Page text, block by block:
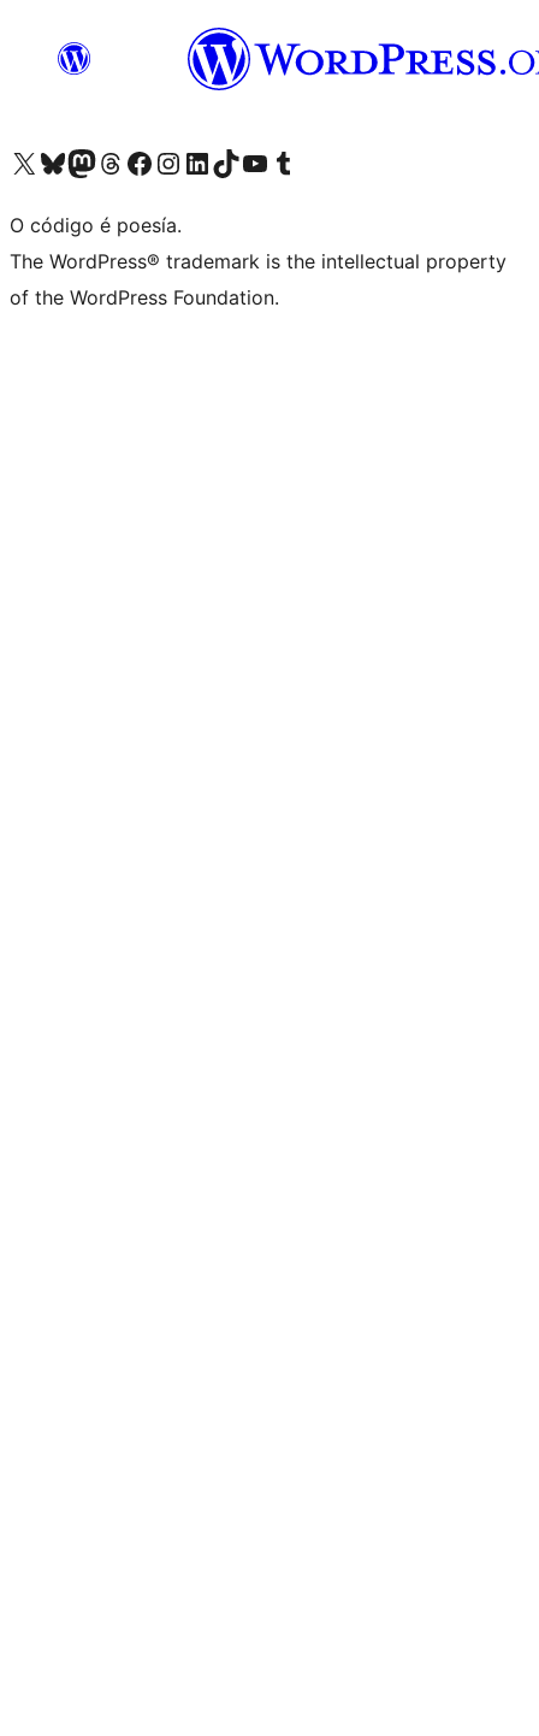
Visita la cuenta de X (anteriormente Twitter)
Visita a nosa conta de Bluesky
Visita a nosa conta de Mastodon
Visita a nosa conta de Threads
Visita a nosa páxina de Facebook
Visita a nosa conta de Instagram
Visita a nosa conta de LinkedIn
Visita a nosa conta de TikTok
Visita a nosa canle de YouTube
Visita a nosa conta de Tumblr
O código é poesía.
The WordPress® trademark is the intellectual property
of the WordPress Foundation.